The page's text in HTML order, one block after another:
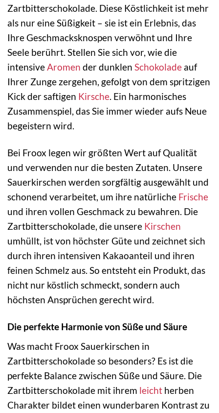
Zartbitterschokolade. Diese Köstlichkeit ist mehr
als nur eine Süßigkeit – sie ist ein Erlebnis, das
Ihre Geschmacksknospen verwöhnt und Ihre
Seele berührt. Stellen Sie sich vor, wie die
intensiveAromen der dunklen Schokolade auf
Ihrer Zunge zergehen, gefolgt von dem spritzigen
Kick der saftigen Kirsche. Ein harmonisches
Zusammenspiel, das Sie immer wieder aufs Neue
begeistern wird.
Bei Froox legen wir größten Wert auf Qualität
und verwenden nur die besten Zutaten. Unsere
Sauerkirschen werden sorgfältig ausgewählt und
schonend verarbeitet, um ihre natürliche Frische
und ihren vollen Geschmack zu bewahren. Die
Zartbitterschokolade, die unsere Kirschen
umhüllt, ist von höchster Güte und zeichnet sich
durch ihren intensiven Kakaoanteil und ihren
feinen Schmelz aus. So entsteht ein Produkt, das
nicht nur köstlich schmeckt, sondern auch
höchsten Ansprüchen gerecht wird.
Die perfekte Harmonie von Süße und Säure
Was macht Froox Sauerkirschen in
Zartbitterschokolade so besonders? Es ist die
perfekte Balance zwischen Süße und Säure. Die
Zartbitterschokolade mit ihrem leicht herben
Charakter bildet einen wunderbaren Kontrast zu